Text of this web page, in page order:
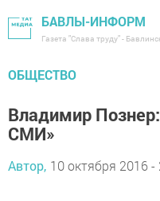
БАВЛЫ-ИНФОРМ
Газета "Слава труду" -
ОБЩЕСТВО
Владимир
СМИ»
Автор, 10 октября 2016 -